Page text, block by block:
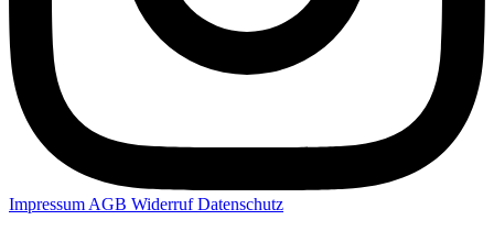
Impressum AGB WiderrufDatenschutz